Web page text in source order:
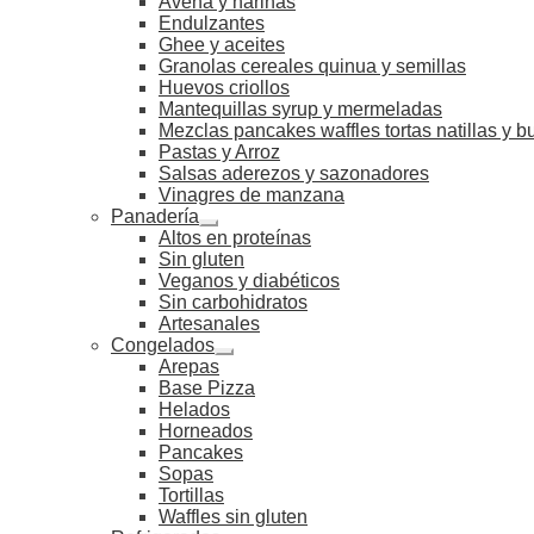
Endulzantes
Ghee y aceites
Granolas cereales quinua y semillas
Huevos criollos
Mantequillas syrup y mermeladas
Mezclas pancakes waffles tortas natillas y
Pastas y Arroz
Salsas aderezos y sazonadores
Vinagres de manzana
Panadería
Altos en proteínas
Sin gluten
Veganos y diabéticos
Sin carbohidratos
Artesanales
Congelados
Arepas
Base Pizza
Helados
Horneados
Pancakes
Sopas
Tortillas
Waffles sin gluten